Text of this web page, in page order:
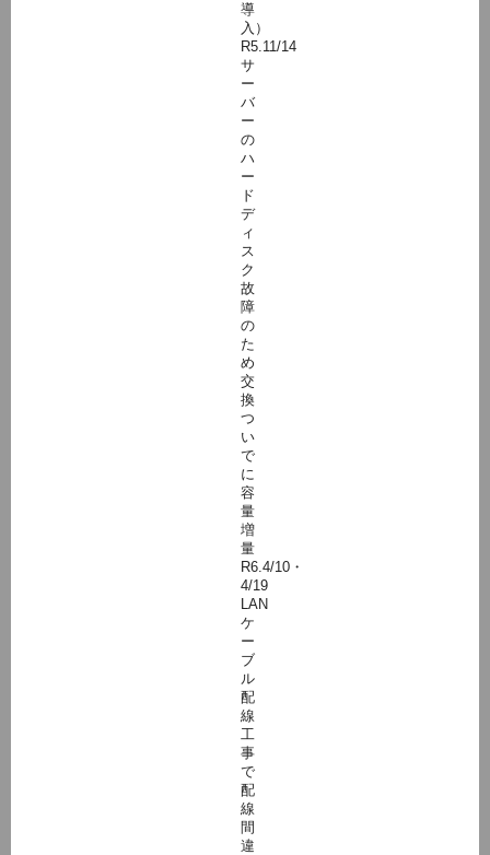
導
入）
R5.11/14
サ
ー
バ
ー
の
ハ
ー
ド
デ
ィ
ス
ク
故
障
の
た
め
交
換
つ
い
で
に
容
量
増
量
R6.4/10・
4/19
LAN
ケ
ー
ブ
ル
配
線
工
事
で
配
線
間
違